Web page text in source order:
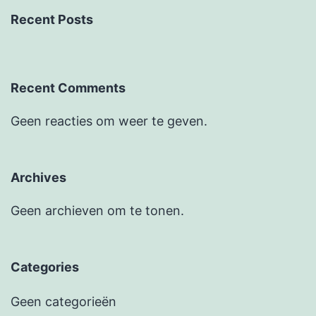
Recent Posts
Recent Comments
Geen reacties om weer te geven.
Archives
Geen archieven om te tonen.
Categories
Geen categorieën